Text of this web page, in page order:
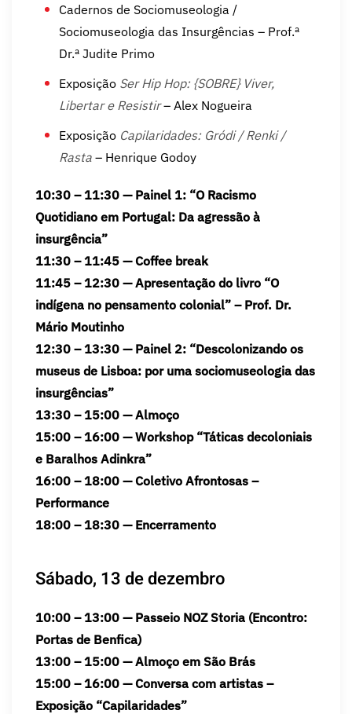
Cadernos de Sociomuseologia /
Sociomuseologia das Insurgências – Prof.ª
Dr.ª Judite Primo
Exposição Ser Hip Hop: {SOBRE} Viver,
Libertar e Resistir– Alex Nogueira
Exposição Capilaridades: Gródi / Renki /
Rasta – Henrique Godoy
10:30 – 11:30 — Painel 1: “O Racismo
Quotidiano em Portugal: Da agressão à
insurgência”
11:30 – 11:45 — Coffee break
11:45 – 12:30 — Apresentação do livro “O
indígena no pensamento colonial” – Prof. Dr.
Mário Moutinho
12:30 – 13:30 — Painel 2: “Descolonizando os
museus de Lisboa: por uma sociomuseologia das
insurgências”
13:30 – 15:00 — Almoço
15:00 – 16:00 — Workshop “Táticas decoloniais
e Baralhos Adinkra”
16:00 – 18:00 — Coletivo Afrontosas –
Performance
18:00 – 18:30 — Encerramento
Sábado, 13 de dezembro
10:00 – 13:00 — Passeio NOZ Storia (Encontro:
Portas de Benfica)
13:00 – 15:00 — Almoço em São Brás
15:00 – 16:00 — Conversa com artistas –
Exposição “Capilaridades”